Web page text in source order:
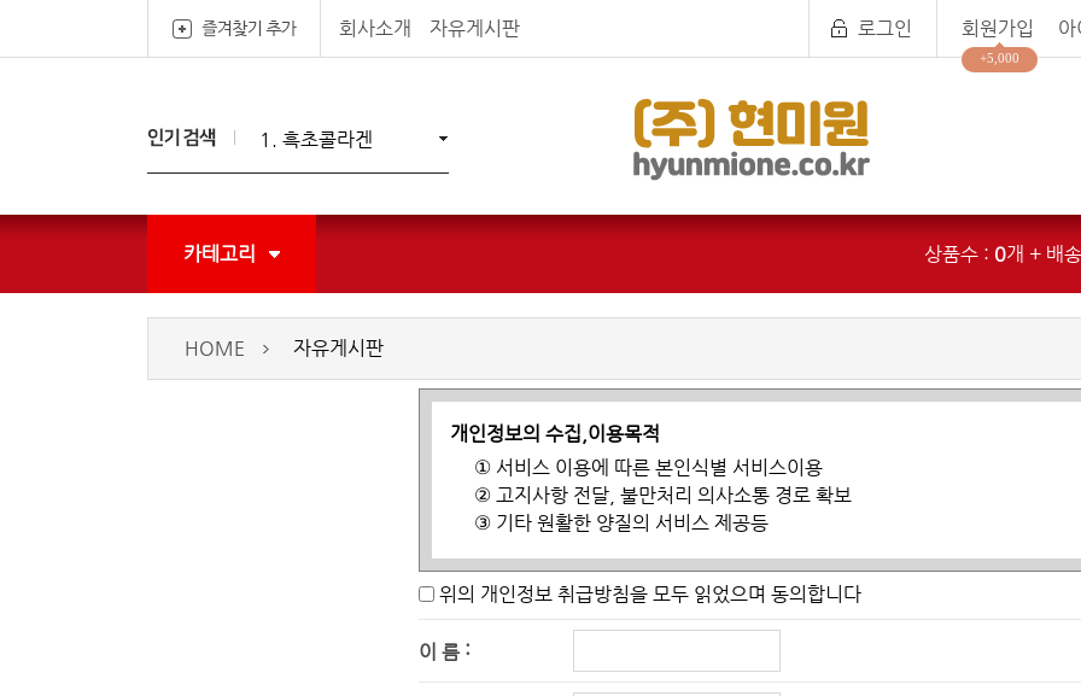
회사소개 자유게시판 로그인
+5,000
회원가입
1. 흑초콜라겐
2. 두해현미흑초
4. 현미흑초
5. 현미유
카테고리 상품수 : 0개 + 배
HOME 자유게시판
개인정보의 수집,이용목적
① 서비스 이용에 따른 본인식별 서비스이용
② 고지사항 전달, 불만처리 의사소통 경로 확보
③ 기타 원활한 양질의 서비스 제공등
수집하는 개인정보의 항목
① 성명, 이메일주소, IP정보 그외 선택항목
개인정보의 보유 및 이용기간
위의 개인정보 취급방침을 모두 읽었으며 동의합니다
이 름: